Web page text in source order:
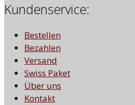
Kundenservice:
Bestellen
Bezahlen
Versand
Swiss Paket
Über uns
Kontakt